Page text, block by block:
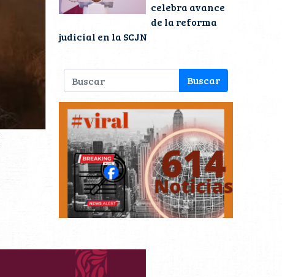
celebra avance
de la reforma
judicial en la SCJN